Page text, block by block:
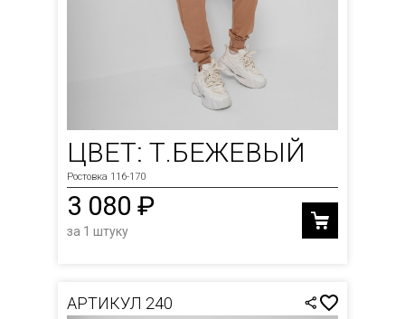
ЦВЕТ: Т.БЕЖЕВЫЙ
Ростовка 116-170
3 080 ₽
за 1 штуку
АРТИКУЛ 240